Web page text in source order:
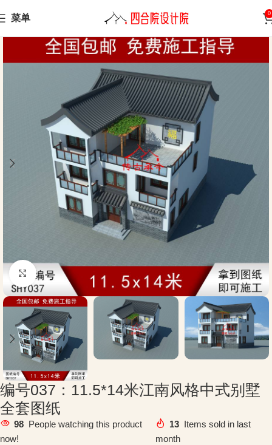
菜单 0
Home Chinese-style villa
Click to enlarge
编号037：11.5*14米江南风格中式别墅
全套图纸
98 People watching this product
now!
13 Items sold in last
month